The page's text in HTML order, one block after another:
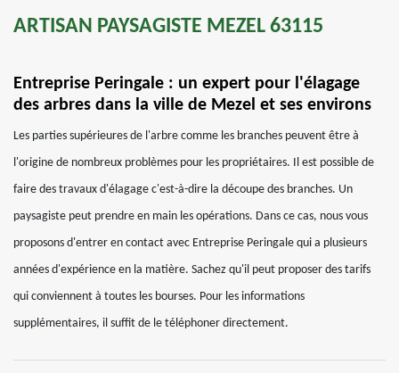
ARTISAN PAYSAGISTE MEZEL 63115
Entreprise Peringale : un expert pour l'élagage
des arbres dans la ville de Mezel et ses environs
Les parties supérieures de l'arbre comme les branches peuvent être à
l'origine de nombreux problèmes pour les propriétaires. Il est possible de
faire des travaux d'élagage c'est-à-dire la découpe des branches. Un
paysagiste peut prendre en main les opérations. Dans ce cas, nous vous
proposons d'entrer en contact avec Entreprise Peringale qui a plusieurs
années d'expérience en la matière. Sachez qu'il peut proposer des tarifs
qui conviennent à toutes les bourses. Pour les informations
supplémentaires, il suffit de le téléphoner directement.